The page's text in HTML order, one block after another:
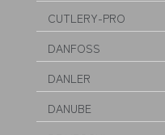
CUTLERY-PRO
DANFOSS
DANLER
DANUBE